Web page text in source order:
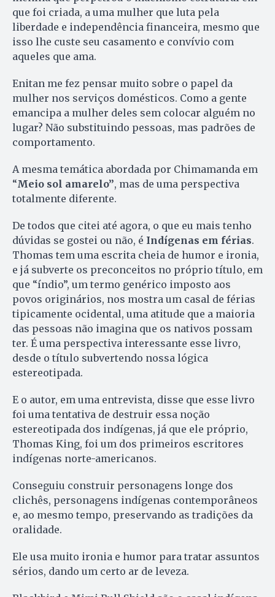
que foi criada, a uma mulher que luta pela
liberdade e independência financeira, mesmo que
isso lhe custe seu casamento e convívio com
aqueles que ama.
Enitan me fez pensar muito sobre o papel da
mulher nos serviços domésticos. Como a gente
emancipa a mulher deles sem colocar alguém no
lugar? Não substituindo pessoas, mas padrões de
comportamento.
A mesma temática abordada por Chimamanda em
“Meio sol amarelo”, mas de uma perspectiva
totalmente diferente.
De todos que citei até agora, o que eu mais tenho
dúvidas se gostei ou não, é Indígenas em férias.
Thomas tem uma escrita cheia de humor e ironia,
e já subverte os preconceitos no próprio título, em
que “índio”, um termo genérico imposto aos
povos originários, nos mostra um casal de férias
tipicamente ocidental, uma atitude que a maioria
das pessoas não imagina que os nativos possam
ter. É uma perspectiva interessante esse livro,
desde o título subvertendo nossa lógica
estereotipada.
E o autor, em uma entrevista, disse que esse livro
foi uma tentativa de destruir essa noção
estereotipada dos indígenas, já que ele próprio,
Thomas King, foi um dos primeiros escritores
indígenas norte-americanos.
Conseguiu construir personagens longe dos
clichês, personagens indígenas contemporâneos
e, ao mesmo tempo, preservando as tradições da
oralidade.
Ele usa muito ironia e humor para tratar assuntos
sérios, dando um certo ar de leveza.